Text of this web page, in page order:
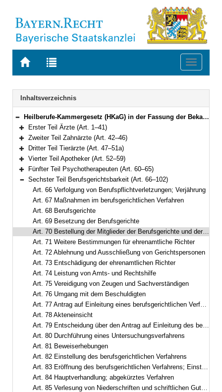
Zur
BAYERN.RECHT
Zur
letzten
Suche
Toggle
Navigation
Inhaltsverzeichnis
Bereich reduzieren
Heilberufe-Kammergesetz (HKaG) in der Fassung der Bekanntmachung vom 6. Februar 2002 (GVBl. S. 42, 43) BayRS 2122-3-G (Art. 1–103)
Bereich erweitern
Erster Teil Ärzte (Art. 1–41)
Bereich erweitern
Zweiter Teil Zahnärzte (Art. 42–46)
Bereich erweitern
Dritter Teil Tierärzte (Art. 47–51a)
Bereich erweitern
Vierter Teil Apotheker (Art. 52–59)
Bereich erweitern
Fünfter Teil Psychotherapeuten (Art. 60–65)
Bereich reduzieren
Sechster Teil Berufsgerichtsbarkeit (Art. 66–102)
Art. 66 Verfolgung von Berufspflichtverletzungen; Verjährung
Art. 67 Maßnahmen im berufsgerichtlichen Verfahren
Art. 68 Berufsgerichte
Art. 69 Besetzung der Berufsgerichte
Art. 70 Bestellung der Mitglieder der Berufsgerichte und der Untersuchungsführer
Art. 71 Weitere Bestimmungen für ehrenamtliche Richter
Art. 72 Ablehnung und Ausschließung von Gerichtspersonen
Art. 73 Entschädigung der ehrenamtlichen Richter
Art. 74 Leistung von Amts- und Rechtshilfe
Art. 75 Vereidigung von Zeugen und Sachverständigen
Art. 76 Umgang mit dem Beschuldigten
Art. 77 Antrag auf Einleitung eines berufsgerichtlichen Verfahrens; Zuständigkeit
Art. 78 Akteneinsicht
Art. 79 Entscheidung über den Antrag auf Einleitung des berufsgerichtlichen Verfahrens
Art. 80 Durchführung eines Untersuchungsverfahrens
Art. 81 Beweiserhebungen
Art. 82 Einstellung des berufsgerichtlichen Verfahrens
Art. 83 Eröffnung des berufsgerichtlichen Verfahrens; Einstellung wegen Geringfügigkeit
Art. 84 Hauptverhandlung; abgekürztes Verfahren
Art. 85 Verlesung von Niederschriften und schriftlichen Gutachten